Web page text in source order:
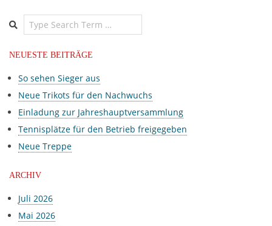
.
)
Search
NEUESTE BEITRÄGE
So sehen Sieger aus
Neue Trikots für den Nachwuchs
Einladung zur Jahreshauptversammlung
Tennisplätze für den Betrieb freigegeben
Neue Treppe
ARCHIV
Juli 2026
Mai 2026